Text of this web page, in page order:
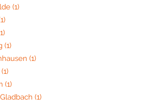
(1)
(1)
(1)
(1)
(1)
(1)